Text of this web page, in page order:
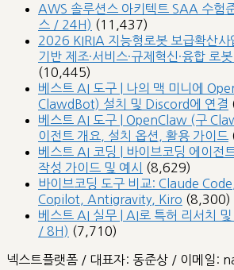
AWS 솔루션스 아키텍트 SAA 수험
스 / 24H) (11,437)
2026 KIRIA 지능형로봇 보급확산사
기반 제조·서비스·규제혁신·융합 로
(10,445)
베스트 AI 도구 | 나의 맥 미니에
ClawdBot) 설치 및 Discord에 연결
베스트 AI 도구 | OpenClaw (구
이전트 개요, 설치 옵션, 활용 가이드
베스트 AI 코딩 | 바이브코딩 에이전
작성 가이드 및 예시
(8,629)
바이브코딩 도구 비교: Claude
Copilot, Antigravity, Kiro (8,300)
베스트 AI 실무 | AI로 특허 리서치
/ 8H) (7,710)
넥스트플랫폼 / 대표자: 동준상 / 이메일: